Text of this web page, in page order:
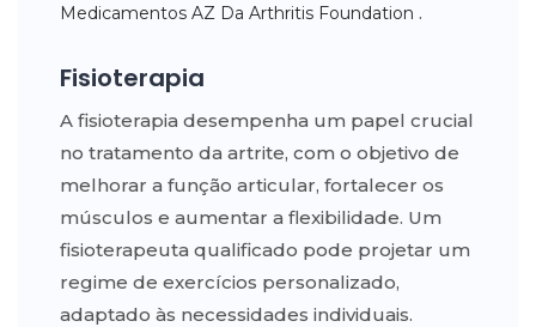
Medicamentos AZ Da Arthritis Foundation .
Fisioterapia
A fisioterapia desempenha um papel crucial
no tratamento da artrite, com o objetivo de
melhorar a função articular, fortalecer os
músculos e aumentar a flexibilidade. Um
fisioterapeuta qualificado pode projetar um
regime de exercícios personalizado,
adaptado às necessidades individuais.